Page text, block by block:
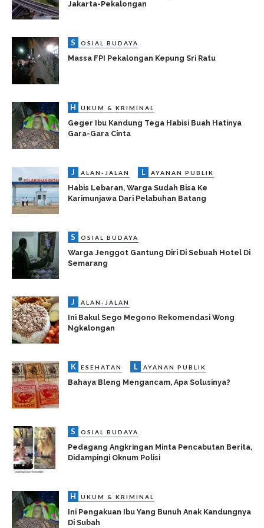
Jakarta-Pekalongan
S OSIAL BUDAYA
Massa FPI Pekalongan Kepung Sri Ratu
H UKUM & KRIMINAL
Geger Ibu Kandung Tega Habisi Buah Hatinya
Gara-Gara Cinta
J ALAN-JALAN L AYANAN PUBLIK
Habis Lebaran, Warga Sudah Bisa Ke
Karimunjawa Dari Pelabuhan Batang
S OSIAL BUDAYA
Warga Jenggot Gantung Diri Di Sebuah Hotel Di
Semarang
J ALAN-JALAN
Ini Bakul Sego Megono Rekomendasi Wong
Ngkalongan
K ESEHATAN L AYANAN PUBLIK
Bahaya Bleng Mengancam, Apa Solusinya?
S OSIAL BUDAYA
Pedagang Angkringan Minta Pencabutan Berita,
Didampingi Oknum Polisi
H UKUM & KRIMINAL
Ini Pengakuan Ibu Yang Bunuh Anak Kandungnya
Di Subah